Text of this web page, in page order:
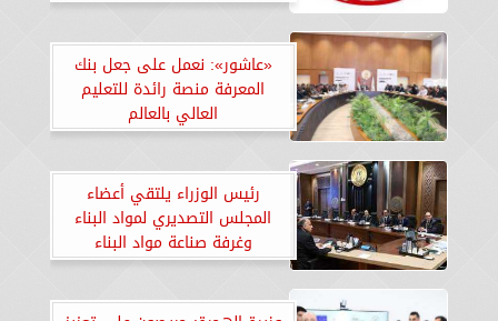
«عاشور»: نعمل على جعل بنك
المعرفة منصة رائدة للتعليم
العالي بالعالم
رئيس الوزراء يلتقي أعضاء
المجلس التصديري لمواد البناء
وغرفة صناعة مواد البناء